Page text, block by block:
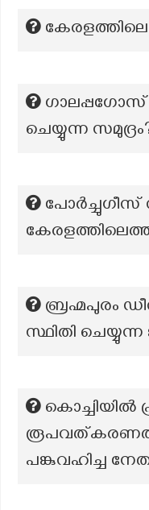
കേരളത്തിലെ
ഗാലപ്പഗോസ്
ചെയ്യുന്ന
പോർച്ചുഗീസ്
ബ്രഹ്മപുരം
സ്ഥിതി ചെയ്യുന്ന
കൊച്ചിയിൽ
പങ്കുവഹിച്ച